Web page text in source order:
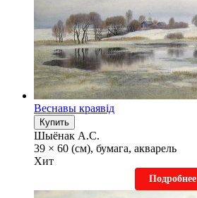
Веснавы краявiд
Купить
Шыёнак А.С.
39 × 60 (см), бумага, акварель
Хит
Подробнее